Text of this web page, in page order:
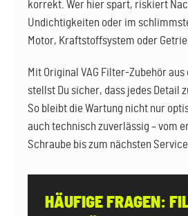
korrekt. Wer hier spart, riskiert
Undichtigkeiten oder im
Motor, Kraftstoffsystem oder
Mit Original VAG Filter-Zubehör aus
stellst Du sicher, dass jedes Detail
So bleibt die Wartung nicht nur
auch technisch zuverlässig – vom
Schraube bis zum nächsten
HÄUFIGE FRAGEN: